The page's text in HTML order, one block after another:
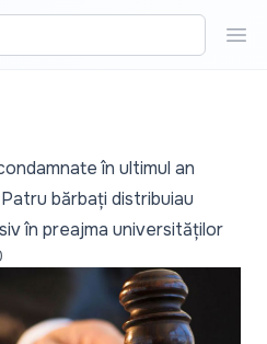
în ultimul an
bărbați distribuiau
în preajma universităților